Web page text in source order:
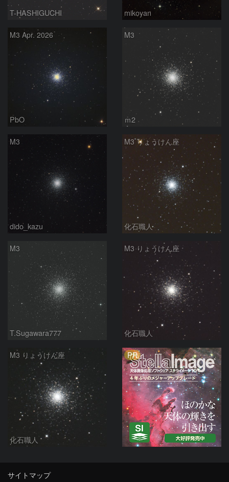
T-HASHIGUCHI mikoyan
M3 Apr. 2026
PbO
M3
ｍ2
M3
dido_kazu
M3 りょうけん座
化石職人
M3
T.Sugawara777
M3 りょうけん座
化石職人
M3 りょうけん座
化石職人
PR
サイトマップ